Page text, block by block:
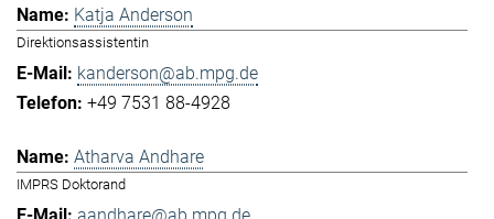
Katja Anderson
Direktionsassistentin
kanderson@ab.mpg.de
+49 7531 88-4928
Atharva Andhare
IMPRS Doktorand